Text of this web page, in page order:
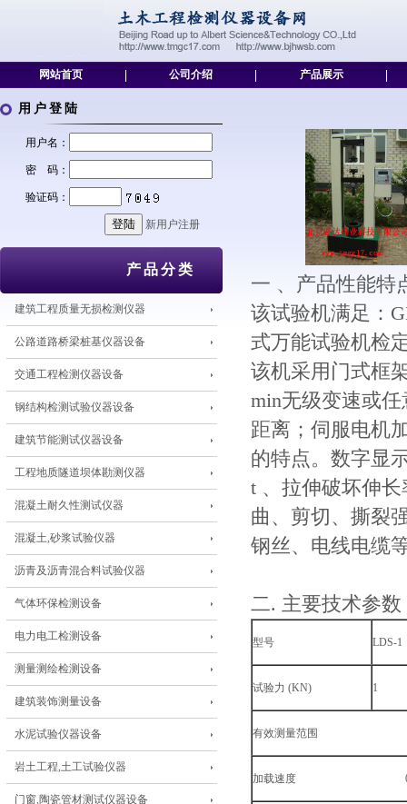
网站首页 公司介绍 产品展示
用户登陆
用户名：
密 码：
验证码：
新用户注册
产品分类
建筑工程质量无损检测仪器
公路道路桥梁桩基仪器设备
交通工程检测仪器设备
钢结构检测试验仪器设备
建筑节能测试仪器设备
工程地质隧道坝体勘测仪器
混凝土耐久性测试仪器
混凝土,砂浆试验仪器
沥青及沥青混合料试验仪器
气体环保检测设备
电力电工检测设备
测量测绘检测设备
建筑装饰测量设备
水泥试验仪器设备
岩土工程,土工试验仪器
门窗,陶瓷管材测试仪器设备
一 、产品性能特
该试验机满足：
式万能试验机检
该机采用门式框
min无级变速或
距离；伺服电机
的特点。数字显
t 、拉伸破坏伸
曲、剪切、撕裂
钢丝、电线电缆
二. 主要技术参数
型号 LDS-1
试验力 (KN) 1
有效测量范围
加载速度